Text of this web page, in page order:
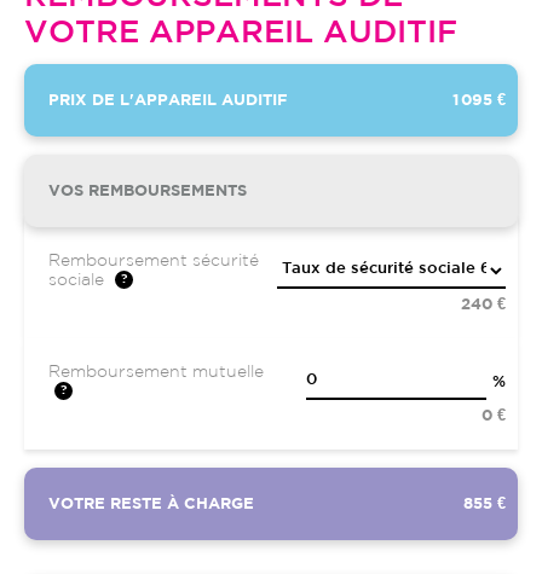
VOTRE APPAREIL AUDITIF
PRIX DE L'APPAREIL AUDITIF 1 095 €
VOS REMBOURSEMENTS
Remboursement sécurité
sociale
240 €
Remboursement mutuelle
%
0 €
VOTRE RESTE À CHARGE 855 €